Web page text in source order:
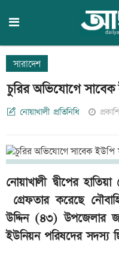
সারাদেশ
চুরির অভিযোগে
নোয়াখালী প্রতিনিধি
নোয়াখালী দ্বীপের
গ্রেফতার করেছে
উদ্দিন (৪৩) উপজেলার
ইউনিয়ন পরিষদের সদস্য